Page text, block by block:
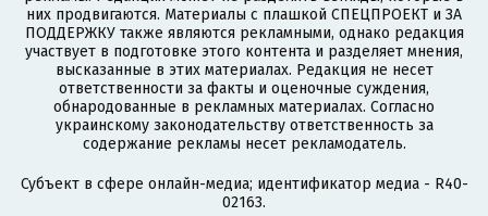
них продвигаются. Материалы с плашкой СПЕЦПРОЕКТ и ЗА
ПОДДЕРЖКУ также являются рекламными, однако редакция
участвует в подготовке этого контента и разделяет мнения,
высказанные в этих материалах. Редакция не несет
ответственности за факты и оценочные суждения,
обнародованные в рекламных материалах. Согласно
украинскому законодательству ответственность за
содержание рекламы несет рекламодатель.
Субъект в сфере онлайн-медиа; идентификатор медиа - R40-
02163.